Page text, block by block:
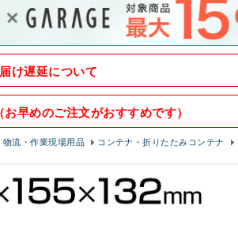
け遅延について
早めのご注文がおすすめです）
物流・作業現場用品 コンテナ・折りたたみコンテナ